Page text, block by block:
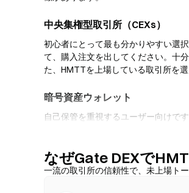
中央集権型取引所（CEXs）
初心者にとって最も分かりやすい選
て、購入注文を出してください。十
た、HMTTを上場している取引所を選
暗号資産ウォレット
自己保管を重視するユーザー向けで
にクレジットカードでHMTTを購入
アドレスを確認してください。
なぜGate DEXで
一流の取引所の信頼性で、未上場ト